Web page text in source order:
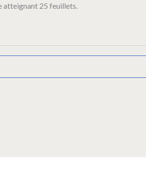
atteignant 25 feuillets.